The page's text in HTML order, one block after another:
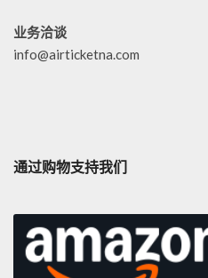
业务洽谈
info@airticketna.com
通过购物支持我们